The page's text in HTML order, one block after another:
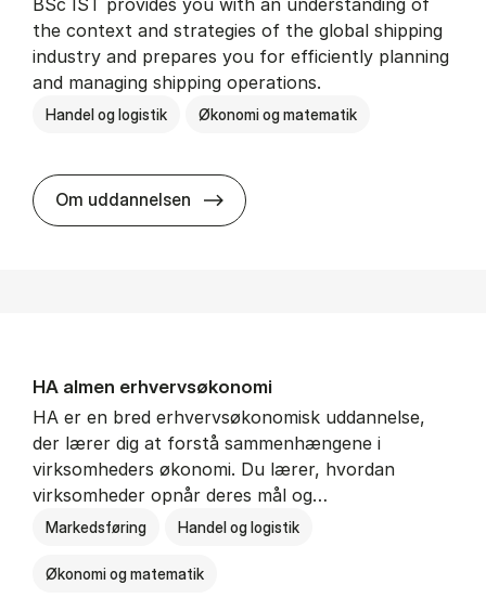
BSc IST provides you with an understanding of
the context and strategies of the global shipping
industry and prepares you for efficiently planning
and managing shipping operations.
Handel og logistik Økonomi og matematik
Om uddannelsen BSc in In­ter­na­tion­al Ship­ping
HA al­men erhvervs­økonomi
HA er en bred erhvervsøkonomisk uddannelse,
der lærer dig at forstå sammenhængene i
virksomheders økonomi. Du lærer, hvordan
virksomheder opnår deres mål og…
Markedsføring Handel og logistik
Økonomi og matematik